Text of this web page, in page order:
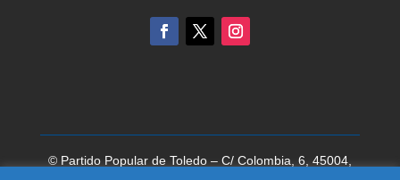
© Partido Popular de Toledo – C/ Colombia, 6, 45004,